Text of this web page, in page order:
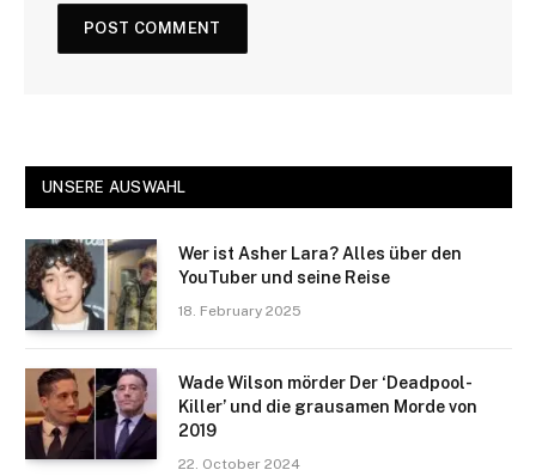
UNSERE AUSWAHL
Wer ist Asher Lara? Alles über den
YouTuber und seine Reise
18. February 2025
Wade Wilson mörder Der ‘Deadpool-
Killer’ und die grausamen Morde von
2019
22. October 2024